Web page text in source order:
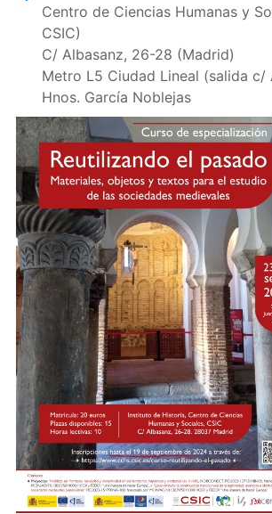
Centro de Ciencias Humanas y
CSIC)
C/ Albasanz, 26-28 (Madrid)
Metro L5 Ciudad Lineal (salida c/
Hnos. García Noblejas